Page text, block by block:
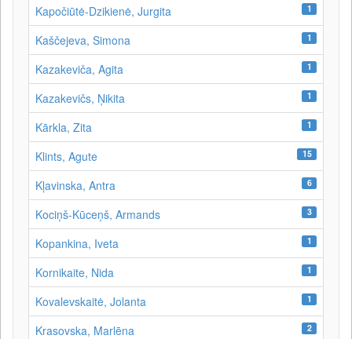
Kapočiūtė-Dzikienė, Jurgita 1
Kaščejeva, Simona 1
Kazakeviča, Agita 1
Kazakevičs, Ņikita 1
Kārkla, Zita 1
Klints, Agute 15
Kļavinska, Antra 6
Kociņš-Kūceņš, Armands 3
Kopankina, Iveta 1
Kornikaite, Nida 1
Kovalevskaitė, Jolanta 1
Krasovska, Marlēna 2